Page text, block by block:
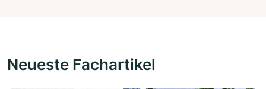
Neueste Fachartikel